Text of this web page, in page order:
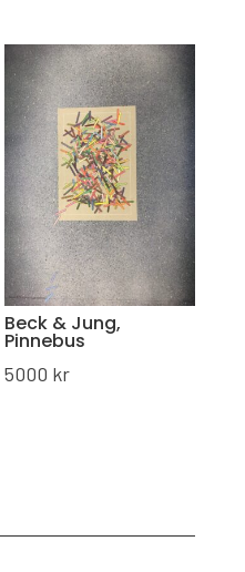
Beck & Jung,
Pinnebus
5000 kr